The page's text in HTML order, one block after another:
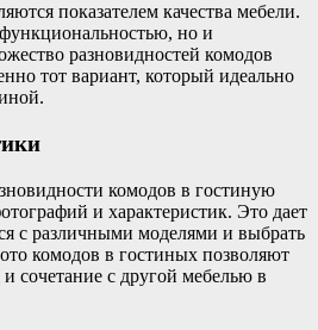
показателем качества мебели.
но и
разновидностей комодов
тот вариант, который идеально
комодов в гостиную
и характеристик. Это дает
с различными моделями и выбрать
комодов в гостиных позволяют
сочетание с другой мебелью в